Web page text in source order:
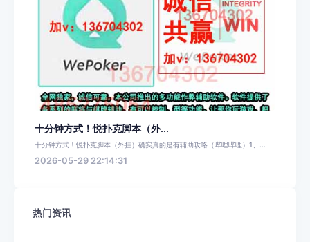
十分钟方式！悦扑克脚本（外...
十分钟方式！悦扑克脚本（外挂）确实真的是有辅助攻略（哔哩哔哩）1、...
2026-05-29 22:14:31
热门资讯